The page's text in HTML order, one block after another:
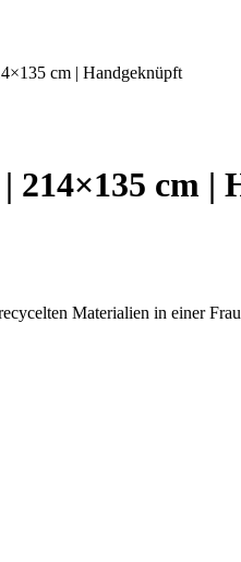
cm | Handgeknüpft
214×135 cm
Materialien in einer